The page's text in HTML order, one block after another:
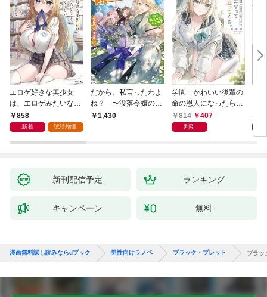
エロゲ好きな美少女
は、エロゲみたいなこ
と全部シてほしい【電
子ＳＳ特典付き】
858
新着 試読増量
だから、私言ったわよ
ね？ 〜没落令嬢の案
外楽しい領地改革〜
1,430
学園一かわいい後輩の
命の恩人になったら、
通い妻になって関係を
迫ってくる。
814 407
割引
新刊配信予定 ランキング
キャンペーン 無料
漫画無料試し読みならdブック 男性向けラノベ ブラック・ブレット ブラ